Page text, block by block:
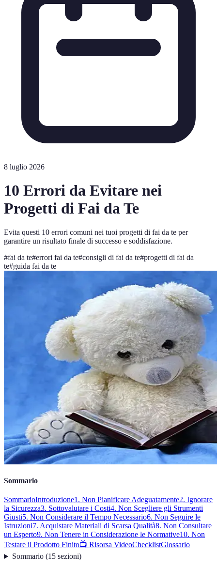
8 luglio 2026
10 Errori da Evitare nei
Progetti di Fai da Te
Evita questi 10 errori comuni nei tuoi progetti di fai da te per
garantire un risultato finale di successo e soddisfazione.
#fai da te#errori fai da te#consigli di fai da te#progetti di fai da
te#guida fai da te
Sommario
SommarioIntroduzione1. Non Pianificare Adeguatamente2. Ignorare
la Sicurezza3. Sottovalutare i Costi4. Non Scegliere gli Strumenti
Giusti5. Non Considerare il Tempo Necessario6. Non Seguire le
Istruzioni7. Acquistare Materiali di Scarsa Qualità8. Non Consultare
un Esperto9. Non Tenere in Considerazione le Normative10. Non
Testare il Prodotto Finito📺 Risorsa VideoChecklistGlossario
Sommario(15 sezioni)